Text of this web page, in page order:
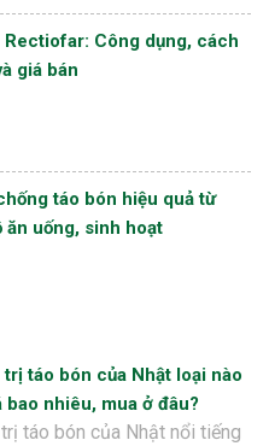
Rectiofar: Công dụng, cách
giá bán
táo bón hiệu quả từ
ăn uống, sinh hoạt
trị táo bón của Nhật loại nào
bao nhiêu, mua ở đâu?
táo bón của Nhật nổi tiếng